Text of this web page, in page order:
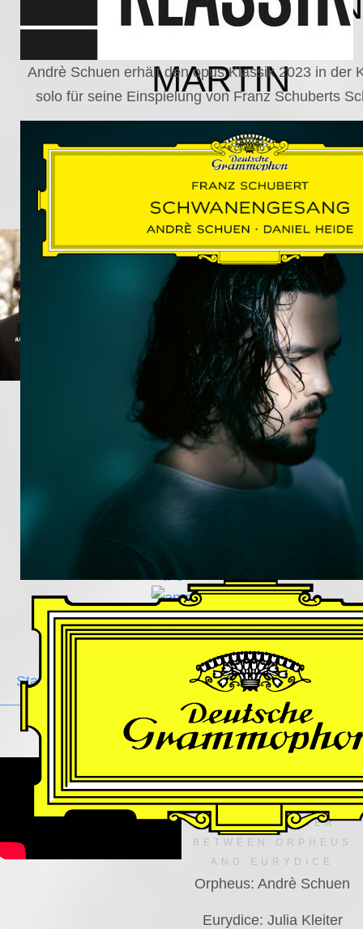
MARTIN
SCHUMANN,
LIEDERKREIS
OP. 24
SECHS
MONOLOGE
AUS
JEDERMANN
GESÄNGE
DES
HARFNERS
Andrè Schuen,
Baritone
Stage Duo
VIDEO
MANFRED TROJAHN –
AN ENCOUNTER
BETWEEN ORPHEUS
AND EURYDICE
Orpheus: Andrè Schuen
Eurydice: Julia Kleiter
Andrè Schuen erhält den opus Klassik 2023 in der
solo für seine Einspielung von Franz Schuberts